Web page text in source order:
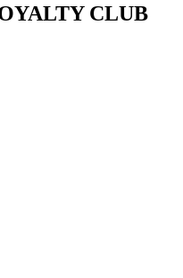
CLUB